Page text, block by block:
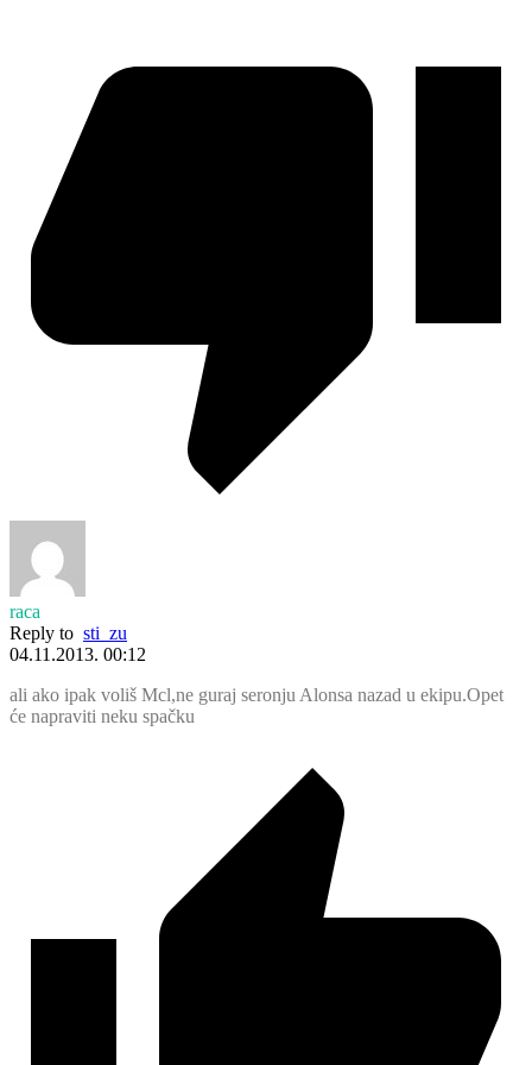
raca
Reply to sti_zu
04.11.2013. 00:12
ali ako ipak voliš Mcl,ne guraj seronju Alonsa nazad u ekipu.Opet
će napraviti neku spačku